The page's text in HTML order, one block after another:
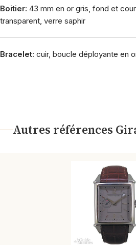
Boitier: 43 mm en or gris, fond et
transparent, verre saphir
Bracelet: cuir, boucle déployante en
Autres références